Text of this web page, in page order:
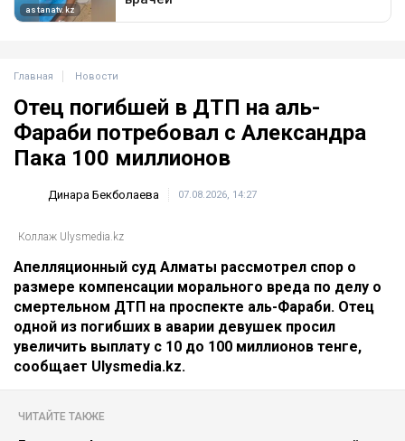
Главная Новости
Отец погибшей в ДТП на аль-
Фараби потребовал с Александра
Пака 100 миллионов
Динара Бекболаева 07.08.2026, 14:27
Коллаж Ulysmedia.kz
Апелляционный суд Алматы рассмотрел спор о
размере компенсации морального вреда по делу о
смертельном ДТП на проспекте аль-Фараби. Отец
одной из погибших в аварии девушек просил
увеличить выплату с 10 до 100 миллионов тенге,
сообщает Ulysmedia.kz.
ЧИТАЙТЕ ТАКЖЕ